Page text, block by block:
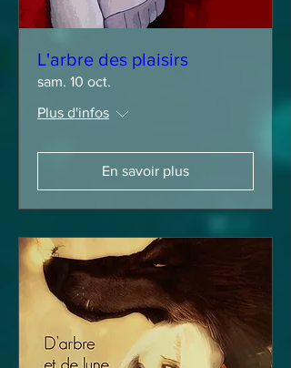
L'arbre des plaisirs
sam. 10 oct.
Plus d'infos
En savoir plus